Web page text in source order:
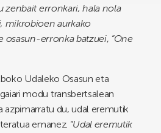
zenbait erronkari, hala nola
mikrobioen aurkako
osasun-erronka batzuei, “One
Udaleko Osasun eta
modu transbertsalean
azpimarratu du, udal eremutik
emanez. “Udal eremutik